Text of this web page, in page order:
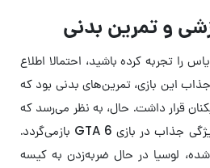
را تجربه کرده باشید، احتمالا اطلاع
این بازی، تمرین‌های بدنی بود که
قرار داشت. حال، به نظر می‌رسد که
بعد از سال‌ها غیبت، این ویژگی جذاب در بازی GTA 6 بازمی‌گردد.
شده، لوسیا در حال ضربه‌زدن به کیسه